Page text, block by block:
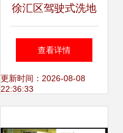
徐汇区驾驶式洗地
机 上海洗地利器不
二之选——柔印洗
查看详情
更新时间：2026-08-08
22:36:33